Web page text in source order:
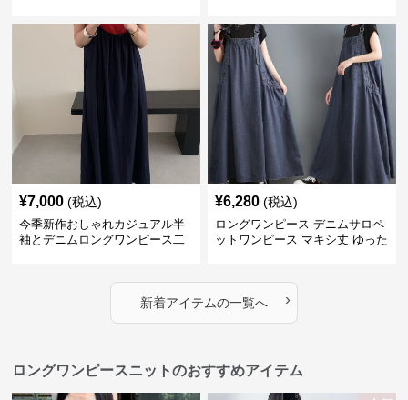
¥7,000 (税込)
今季新作おしゃれカジュアル半
袖とデニムロングワンピース二
¥6,280 (税込)
ロングワンピース デニムサロペ
ットワンピース マキシ丈 ゆった
新着アイテムの一覧へ ›
ロングワンピースニットのおすすめアイテム